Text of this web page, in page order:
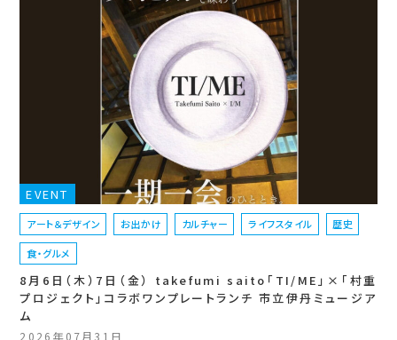
EVENT
アート＆デザイン お出かけ カルチャー ライフスタイル 歴史
食・グルメ
8月6日（木）7日（金） takefumi saito「TI/ME」×「村重
プロジェクト」コラボワンプレートランチ 市立伊丹ミュージア
ム
2026年07月31日